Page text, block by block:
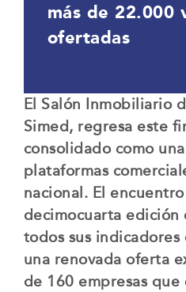
más de 22.000
ofertadas
El Salón Inmobiliario
Simed, regresa este
consolidado como
plataformas
nacional. El
decimocuarta edición
todos sus
una renovada oferta
de 160 empresas que